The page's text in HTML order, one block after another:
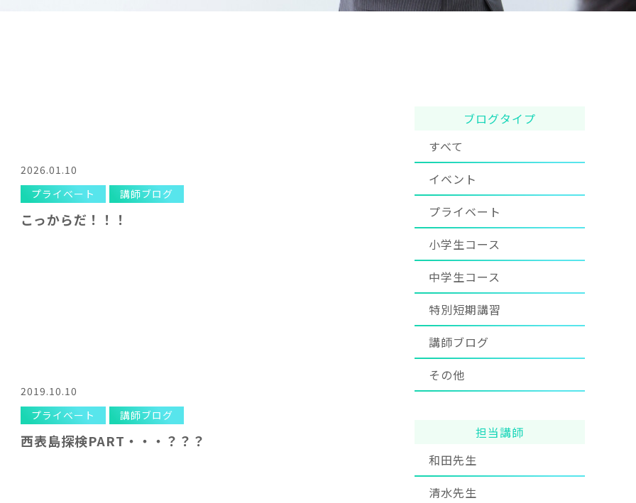
2026.01.10
プライベート
講師ブログ
こっからだ！！！
2019.10.10
プライベート
講師ブログ
西表島探検PART・・・？？？
ブログタイプ
すべて
イベント
プライベート
小学生コース
中学生コース
特別短期講習
講師ブログ
その他
担当講師
和田先生
清水先生